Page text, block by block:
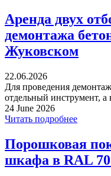
Аренда двух
демонтажа
Жуковском
22.06.2026
Для проведения
отдельный инструмент, а
24 June 2026
Читать подробнее
Порошковая
шкафа в RAL